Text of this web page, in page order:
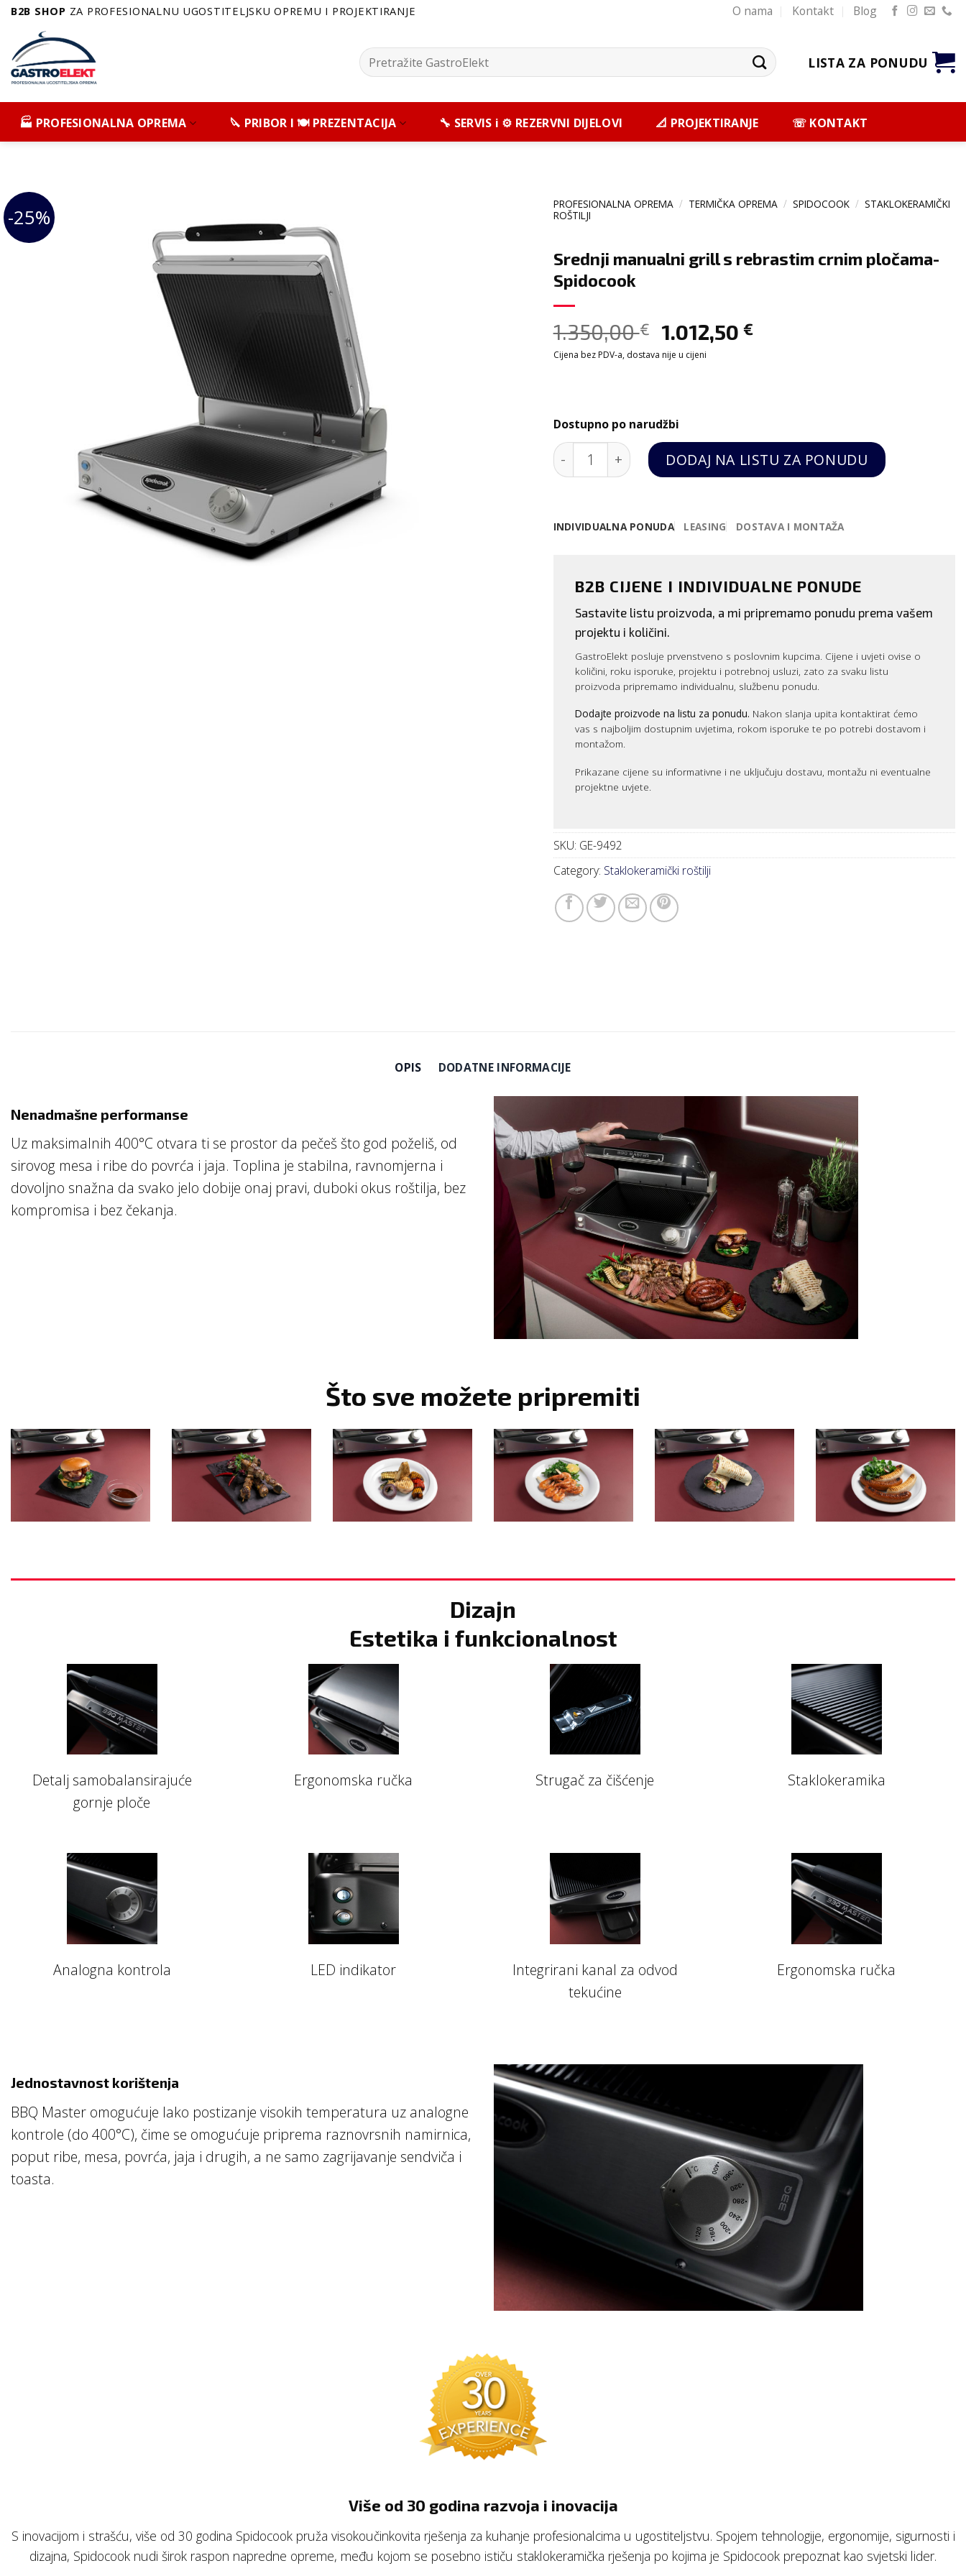
Skip
content
B2B SHOP ZA PROFESIONALNU UGOSTITELJSKU OPREMU I PROJEKTIRANJE O nama Kontakt Blog
Pretražite: LISTA ZA PONUDU
🏭 PROFESIONALNA OPREMA 🔪 PRIBOR I 🍽️ PREZENTACIJA 🔧 SERVIS i ⚙️ REZERVNI DIJELOVI 📐 PROJEKTIRANJE ☏ KONTAKT
-25%
PROFESIONALNA OPREMA / TERMIČKA OPREMA / SPIDOCOOK / STAKLOKERAMIČKI
ROŠTILJI
Srednji manualni grill s rebrastim crnim pločama-
Spidocook
1.350,00€ 1.012,50€
Cijena bez PDV-a, dostava nije u cijeni
Dostupno po narudžbi
Srednji manualni grill s rebrastim crnim pločama-Spidocook
DODAJ NA LISTU ZA PONUDU
INDIVIDUALNA PONUDA LEASING DOSTAVA I MONTAŽA
B2B CIJENE I INDIVIDUALNE PONUDE
Sastavite listu proizvoda, a mi pripremamo ponudu prema vašem
projektu i količini.
GastroElekt posluje prvenstveno s poslovnim kupcima. Cijene i uvjeti ovise o
količini, roku isporuke, projektu i potrebnoj usluzi, zato za svaku listu
proizvoda pripremamo individualnu, službenu ponudu.
Dodajte proizvode na listu za ponudu. Nakon slanja upita kontaktirat ćemo
vas s najboljim dostupnim uvjetima, rokom isporuke te po potrebi dostavom i
montažom.
Prikazane cijene su informativne i ne uključuju dostavu, montažu ni eventualne
projektne uvjete.
SKU: GE-9492
Category: Staklokeramički roštilji
OPIS DODATNE INFORMACIJE
Nenadmašne performanse
Uz maksimalnih 400°C otvara ti se prostor da pečeš što god poželiš, od
sirovog mesa i ribe do povrća i jaja. Toplina je stabilna, ravnomjerna i
dovoljno snažna da svako jelo dobije onaj pravi, duboki okus roštilja, bez
kompromisa i bez čekanja.
Što sve možete pripremiti
Dizajn
Estetika i funkcionalnost
Detalj samobalansirajuće
gornje ploče
Ergonomska ručka Strugač za čišćenje Staklokeramika
Analogna kontrola LED indikator
Integrirani kanal za odvod
tekućine
Ergonomska ručka
Jednostavnost korištenja
BBQ Master omogućuje lako postizanje visokih temperatura uz analogne
kontrole (do 400°C), čime se omogućuje priprema raznovrsnih namirnica,
poput ribe, mesa, povrća, jaja i drugih, a ne samo zagrijavanje sendviča i
toasta.
Više od 30 godina razvoja i inovacija
S inovacijom i strašću, više od 30 godina Spidocook pruža visokoučinkovita rješenja za kuhanje profesionalcima u ugostiteljstvu. Spojem tehnologije, ergonomije, sigurnosti i
dizajna, Spidocook nudi širok raspon napredne opreme, među kojom se posebno ističu staklokeramička rješenja po kojima je Spidocook prepoznat kao svjetski lider.